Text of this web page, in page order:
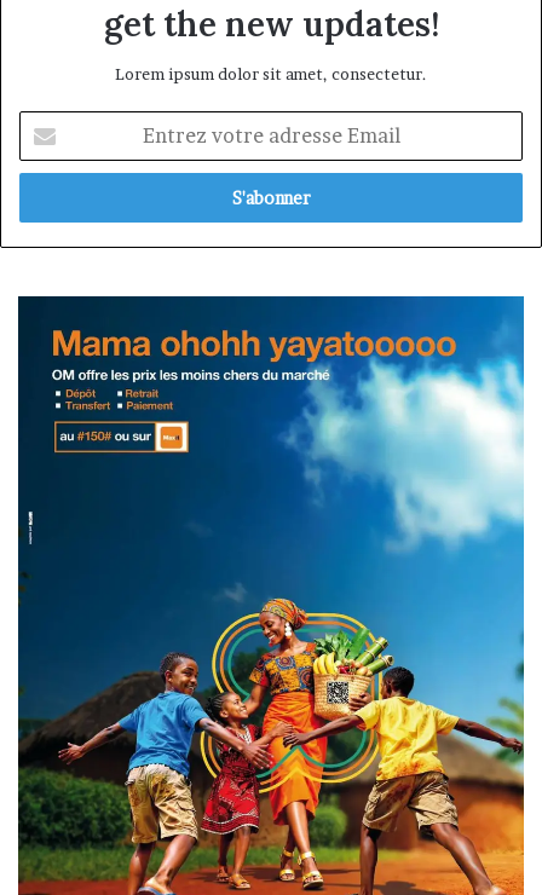
get the new updates!
Lorem ipsum dolor sit amet, consectetur.
votre
adresse